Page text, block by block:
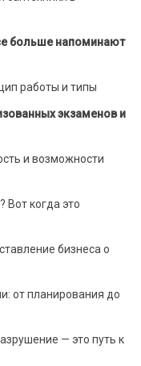
больше напоминают
работы и типы
экзаменов и
и возможности
Вот когда это
бизнеса о
от планирования до
— это путь к